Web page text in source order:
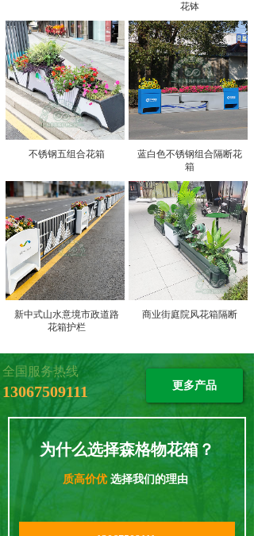
花钵
不锈钢五组合花箱
蓝白色不锈钢组合隔断花
箱
新中式山水意境市政道路
花箱护栏
商业街庭院风花箱隔断
全国服务热线
13067509111 更多产品
质高价优选择我们的理由
为什么选择森格物花箱？